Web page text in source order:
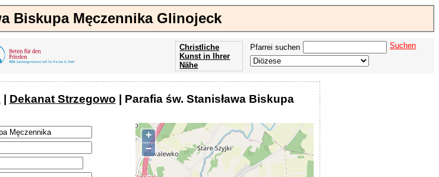
Biskupa Męczennika Glinojeck
Pfarrei suchen Suchen
Christliche
Kunst in Ihrer
Nähe
| Dekanat Strzegowo | Parafia św. Stanisława Biskupa
+
−